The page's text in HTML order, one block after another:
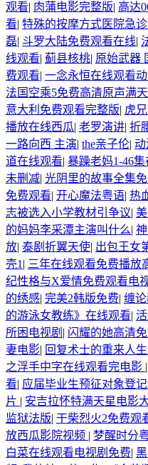
观看| 肉蒲电影完整版| 高达
看| 特殊的按摩方式医院急
磊| 斗罗大陆免费观看在线|
线观看| 蓟县核桃| 原始武器
费观看| 一念永恒在线观看
法国空乘5免费高清原声满天
意大利免费观看完整版| 虎
播放在线西瓜| 老罗演讲| 折
一路向西 主演| the亲子伦| 动
道在线观看| 暴躁老妈1-46
未删减| 光阴里的故事全集
免费观看| 开心魔法粤语| 热
志被选入小学教材引争议|
的妈妈李采潭主演叫什么|
放| 泰剧折翼天使| 出包王女
壳1 | 三年在线观看免费播放
纪性格与X爱情免费观看电
的绣感| 完美2韩版免费| 缠
的游泳女教练》在线观看|
所困电视剧 | 闪耀的她高清
妻电影| 回复术士的重来人
之浮手中字在线观看完电影 |
看| 应届毕业生预征对象登
片 | 安吉拉怀特满天星电影
监狱法版| 干柴烈火2免费观
放西瓜影院视频 | 梦醒时分
白菜在线观看电视剧免费|